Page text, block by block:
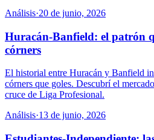
Análisis·20 de junio, 2026
Huracán-Banfield: el patrón
córners
El historial entre Huracán y Banfield
córners que goles. Descubrí el
cruce de Liga Profesional.
Análisis·13 de junio, 2026